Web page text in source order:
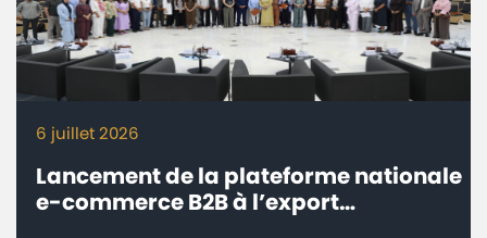
6 juillet 2026
Lancement de la plateforme nationale
e-commerce B2B à l’export